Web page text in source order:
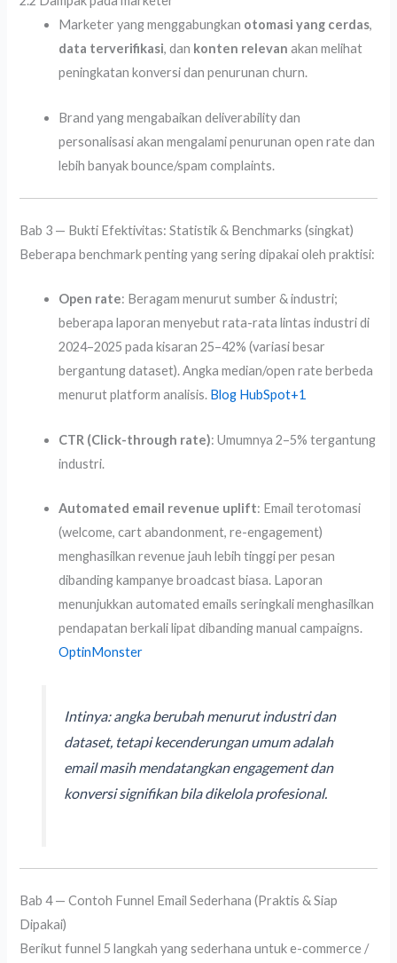
Marketer yang menggabungkan otomasi yang cerdas,
data terverifikasi, dan konten relevan akan melihat
peningkatan konversi dan penurunan churn.
Brand yang mengabaikan deliverability dan
personalisasi akan mengalami penurunan open rate dan
lebih banyak bounce/spam complaints.
Bab 3 — Bukti Efektivitas: Statistik & Benchmarks (singkat)
Beberapa benchmark penting yang sering dipakai oleh praktisi:
Open rate: Beragam menurut sumber & industri;
beberapa laporan menyebut rata-rata lintas industri di
2024–2025 pada kisaran 25–42% (variasi besar
bergantung dataset). Angka median/open rate berbeda
menurut platform analisis. Blog HubSpot+1
CTR (Click-through rate): Umumnya 2–5% tergantung
industri.
Automated email revenue uplift: Email terotomasi
(welcome, cart abandonment, re-engagement)
menghasilkan revenue jauh lebih tinggi per pesan
dibanding kampanye broadcast biasa. Laporan
menunjukkan automated emails seringkali menghasilkan
pendapatan berkali lipat dibanding manual campaigns.
OptinMonster
Intinya: angka berubah menurut industri dan
dataset, tetapi kecenderungan umum adalah
email masih mendatangkan engagement dan
konversi signifikan bila dikelola profesional.
Bab 4 — Contoh Funnel Email Sederhana (Praktis & Siap
Dipakai)
Berikut funnel 5 langkah yang sederhana untuk e-commerce /